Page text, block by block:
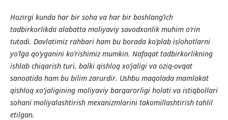
Hozirgi kunda har bir soha va har bir boshlang’ich
tadbirkorlikda alabatta moliyaviy savodxonlik muhim o’rin
tutadi. Davlatimiz rahbari ham bu borada ko’plab islohotlarni
yo’lga qo’yganini ko’rishimiz mumkin. Nafaqat tadbirkorlikning
ishlab chiqarish turi, balki qishloq xo’jaligi va oziq-ovqat
sanoatida ham bu bilim zarurdir. Ushbu maqolada mamlakat
qishloq xo'jaligining moliyaviy barqarorligi holati va istiqbollari
sohani moliyalashtirish mexanizmlarini takomillashtirish tahlil
etilgan.